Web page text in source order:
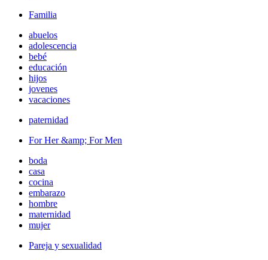
Familia
abuelos
adolescencia
bebé
educación
hijos
jovenes
vacaciones
paternidad
For Her &amp; For Men
boda
casa
cocina
embarazo
hombre
maternidad
mujer
Pareja y sexualidad